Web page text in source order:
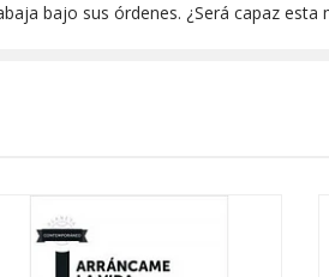
bajo sus órdenes. ¿Será capaz